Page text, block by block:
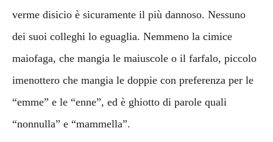
verme disicio è sicuramente il più dannoso. Nessuno
dei suoi colleghi lo eguaglia. Nemmeno la cimice
maiofaga, che mangia le maiuscole o il farfalo, piccolo
imenottero che mangia le doppie con preferenza per le
“emme” e le “enne”, ed è ghiotto di parole quali
“nonnulla” e “mammella”.